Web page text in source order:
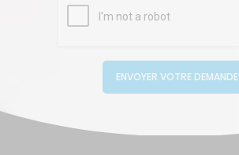
ENVOYER VOTRE DEMANDE